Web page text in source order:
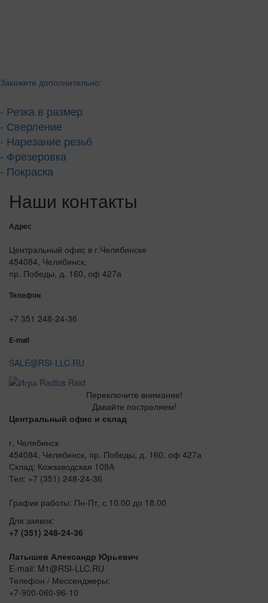
Закажите дополнительно:
- Резка в размер
- Сверление
- Нарезание резьб
- Фрезеровка
- Покраска
Наши контакты
Адрес
Центральный офис в г.Челябинске
454084, Челябинск,
пр. Победы, д. 160, оф 427а
Телефон
+7 351 248-24-36
E-mail
SALE@RSI-LLC.RU
Переключите внимание!
Давайте постреляем!
Центральный офис и склад
г. Челябинск
454084, Челябинск, пр. Победы, д. 160, оф 427а
Склад: Кожзаводская 108А
Тел: +7 (351) 248-24-36
График работы: Пн-Пт, с 10.00 до 18.00
Для заявок:
+7 (351) 248-24-36
Латышев Александр Юрьевич
E-mail: M1@RSI-LLC.RU
Телефон / Мессенджеры:
+7-900-060-96-10